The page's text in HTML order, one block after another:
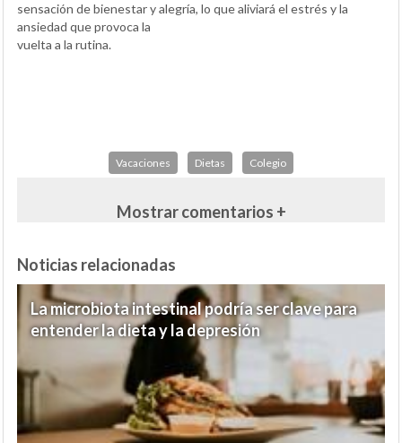
sensación de bienestar y alegría, lo que aliviará el estrés y la
ansiedad que provoca la
vuelta a la rutina.
Vacaciones Dietas Colegio
Mostrar comentarios +
Noticias relacionadas
La microbiota intestinal podría ser clave para
entender la dieta y la depresión